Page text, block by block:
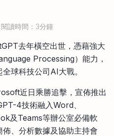
閱讀時間：3分鐘
去年橫空出世，憑藉強大
Processing）能力，
球科技公司AI大戰。
近日乘勝追擊，宣佈推出
4技術融入Word、
及Teams等辦公室必備軟
、分析數據及協助主持會